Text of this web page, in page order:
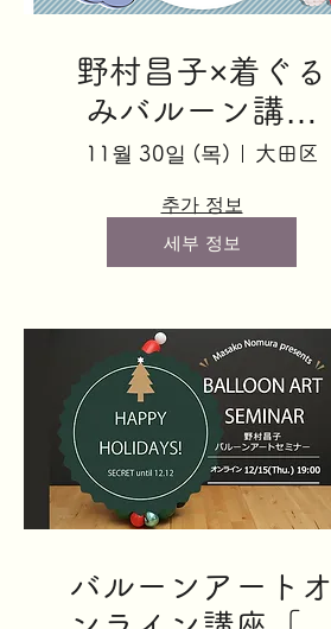
野村昌子×着ぐる
みバルーン講座
「シロクマのおじ
さん」
11월 30일 (목) 大田区
추가 정보
세부 정보
バルーンアートオ